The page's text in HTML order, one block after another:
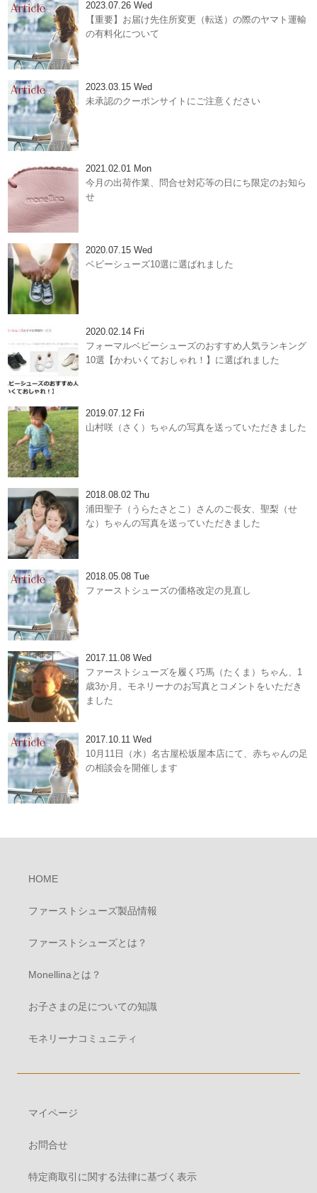
2023.07.26 Wed
【重要】お届け先住所変更（転送）の際のヤマト運輸
の有料化について
2023.03.15 Wed
未承認のクーポンサイトにご注意ください
2021.02.01 Mon
今月の出荷作業、問合せ対応等の日にち限定のお知ら
せ
2020.07.15 Wed
ベビーシューズ10選に選ばれました
2020.02.14 Fri
フォーマルベビーシューズのおすすめ人気ランキング
10選【かわいくておしゃれ！】に選ばれました
2019.07.12 Fri
山村咲（さく）ちゃんの写真を送っていただきました
2018.08.02 Thu
浦田聖子（うらたさとこ）さんのご長女、聖梨（せ
な）ちゃんの写真を送っていただきました
2018.05.08 Tue
ファーストシューズの価格改定の見直し
2017.11.08 Wed
ファーストシューズを履く巧馬（たくま）ちゃん、1
歳3か月。モネリーナのお写真とコメントをいただき
ました
2017.10.11 Wed
10月11日（水）名古屋松坂屋本店にて、赤ちゃんの足
の相談会を開催します
HOME
ファーストシューズ製品情報
ファーストシューズとは？
Monellinaとは？
お子さまの足についての知識
モネリーナコミュニティ
マイページ
お問合せ
特定商取引に関する法律に基づく表示